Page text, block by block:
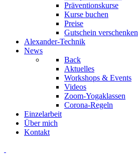
Präventionskurse
Kurse buchen
Preise
Gutschein verschenken
Alexander-Technik
News
Back
Aktuelles
Workshops & Events
Videos
Zoom-Yogaklassen
Corona-Regeln
Einzelarbeit
Über mich
Kontakt